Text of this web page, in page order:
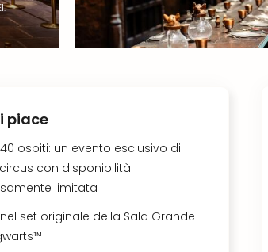
piace
ospiti: un evento esclusivo di
con disponibilità
limitata
set originale della Sala Grande